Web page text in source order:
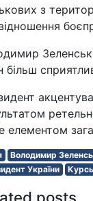
з
більш
елементом
Володимир
України